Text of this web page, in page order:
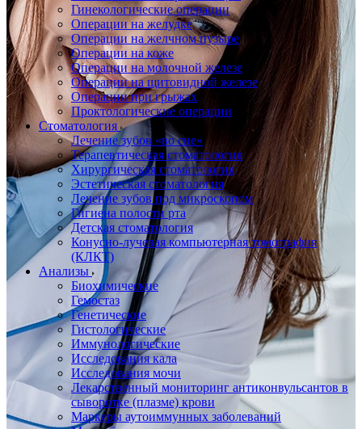
Гинекологические операции
Операции на желудке
Операции на желчном пузыре
Операции на коже
Операции на молочной железе
Операции на щитовидной железе
Операции при грыжах
Проктологические операции
Стоматология
Лечение зубов «во сне»
Терапевтическая стоматология
Хирургическая стоматология
Эстетическая стоматология
Лечение зубов под микроскопом
Гигиена полости рта
Детская стоматология
Конусно-лучевая компьютерная томография
(КЛКТ)
Анализы
Биохимические
Гемостаз
Генетические
Гистологические
Иммунологические
Исследования кала
Исследования мочи
Лекарственный мониторинг антиконвульсантов в
сыворотке (плазме) крови
Маркеры аутоиммунных заболеваний